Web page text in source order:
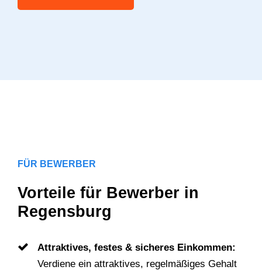
FÜR BEWERBER
Vorteile für Bewerber in
Regensburg
Attraktives, festes & sicheres Einkommen:
Verdiene ein attraktives, regelmäßiges Gehalt